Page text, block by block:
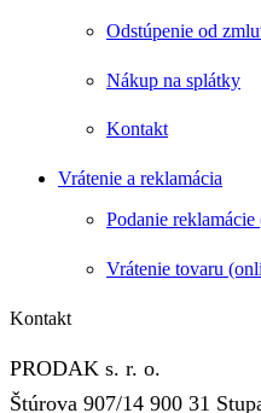
Odstúpenie od
Nákup na splátky
Kontakt
Vrátenie a reklamácia
Podanie
Vrátenie tovaru
Kontakt
PRODAK s. r. o.
Štúrova 907/14 900 31